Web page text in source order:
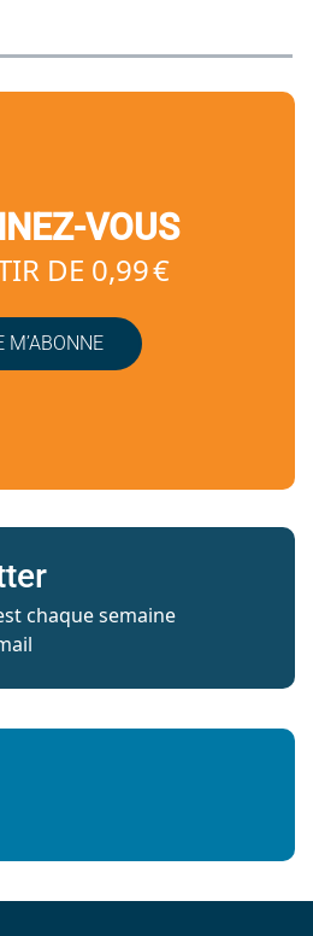
VOUS
DE 0,99 €
M’ABONNE
chaque semaine